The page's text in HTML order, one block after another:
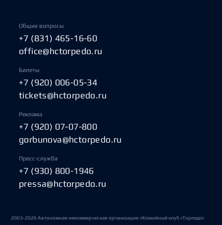
Общие вопросы
+7 (831) 465-16-60
office@hctorpedo.ru
Билеты
+7 (920) 006-05-34
tickets@hctorpedo.ru
Реклама
+7 (920) 07-07-800
gorbunova@hctorpedo.ru
Пресс-служба
+7 (930) 800-1946
pressa@hctorpedo.ru
2003-2026 Автономная некоммерческая организация «Хоккейный клуб «Торпедо»